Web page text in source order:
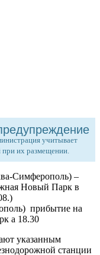
учитывает
при их размещении.
Симферополь) –
Новый Парк в
прибытие на
а 18.30
указанным
станции